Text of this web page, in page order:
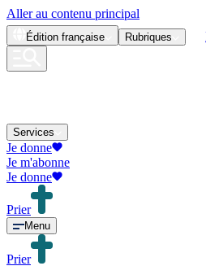
Aller au contenu principal
Édition française Rubriques
Services
Je donne
Je m'abonne
Je donne
Prier
Menu
Prier